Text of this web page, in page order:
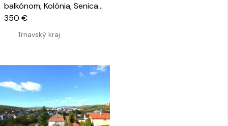
balkónom, Kolónia, Senica…
Trnavský kraj
350 €